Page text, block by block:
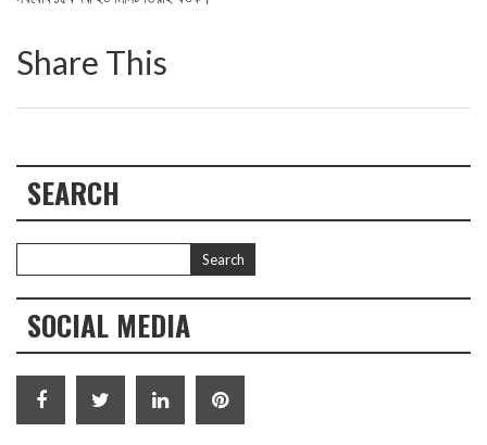
Share This
SEARCH
SOCIAL MEDIA